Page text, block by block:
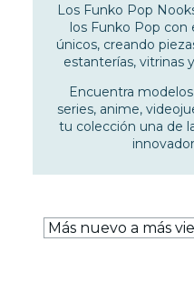
BITTY
RIDE
LICENCIAS
Los Funko Pop
los Funko Pop
únicos, creando
estanterías, vitrinas
Encuentra
series, anime,
tu colección una de